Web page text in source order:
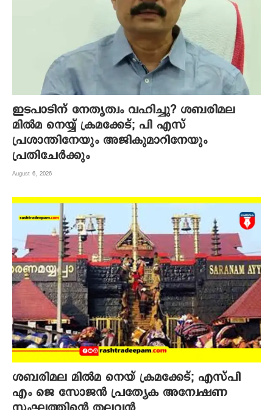
ഇടപാടിന് നേതൃത്വം വഹിച്ചു? ശബരിമല
മില്‍മ നെയ്യ് ക്രമക്കേട്; പി എസ്
പ്രശാന്തിനേയും അജികുമാറിനേയും
പ്രതിചേര്‍ക്കും
August 6, 2026
ശബരിമല മില്‍മ നെയ് ക്രമക്കേട്; എസ്പി
എം ജെ സോജന്‍ പ്രത്യേക അന്വേഷണ